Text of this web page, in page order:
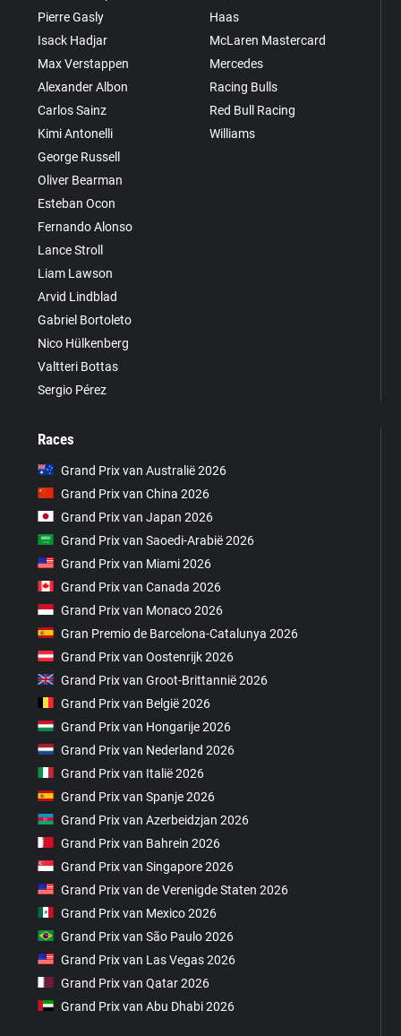
Pierre Gasly
Isack Hadjar
Max Verstappen
Alexander Albon
Carlos Sainz
Kimi Antonelli
George Russell
Oliver Bearman
Esteban Ocon
Fernando Alonso
Lance Stroll
Liam Lawson
Arvid Lindblad
Gabriel Bortoleto
Nico Hülkenberg
Valtteri Bottas
Sergio Pérez
Haas
McLaren Mastercard
Mercedes
Racing Bulls
Red Bull Racing
Williams
Races
Grand Prix van Australië 2026
Grand Prix van China 2026
Grand Prix van Japan 2026
Grand Prix van Saoedi-Arabië 2026
Grand Prix van Miami 2026
Grand Prix van Canada 2026
Grand Prix van Monaco 2026
Gran Premio de Barcelona-Catalunya 2026
Grand Prix van Oostenrijk 2026
Grand Prix van Groot-Brittannië 2026
Grand Prix van België 2026
Grand Prix van Hongarije 2026
Grand Prix van Nederland 2026
Grand Prix van Italië 2026
Grand Prix van Spanje 2026
Grand Prix van Azerbeidzjan 2026
Grand Prix van Bahrein 2026
Grand Prix van Singapore 2026
Grand Prix van de Verenigde Staten 2026
Grand Prix van Mexico 2026
Grand Prix van São Paulo 2026
Grand Prix van Las Vegas 2026
Grand Prix van Qatar 2026
Grand Prix van Abu Dhabi 2026